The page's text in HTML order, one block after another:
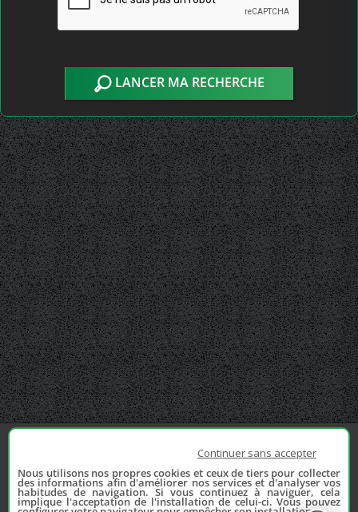
LANCER MA RECHERCHE
Continuer sans accepter
Nous utilisons nos propres cookies et ceux de tiers pour collecter
des informations afin d'améliorer nos services et d'analyser vos
habitudes de navigation. Si vous continuez à naviguer, cela
implique l'acceptation de l'installation de celui-ci. Vous pouvez